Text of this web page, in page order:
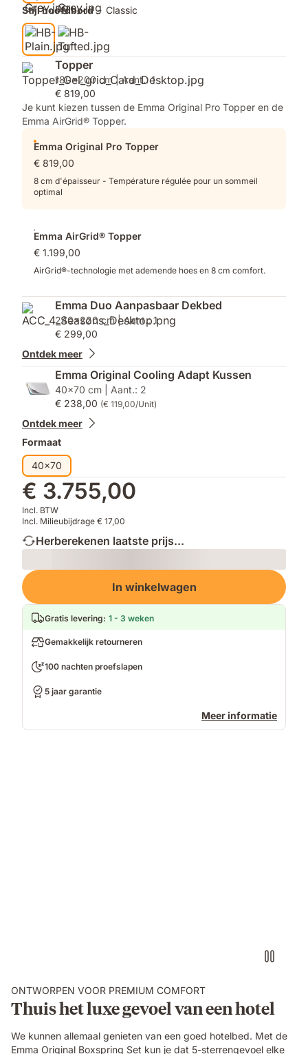
Stijl hoofdbord - Classic
Topper
180x200 cm | Aant.: 1
€ 819,00
Je kunt kiezen tussen de Emma Original Pro Topper en de
Emma AirGrid® Topper.
Emma Original Pro Topper
€ 819,00
8 cm d'épaisseur - Température régulée pour un sommeil
optimal
Emma AirGrid® Topper
€ 1.199,00
AirGrid®-technologie met ademende hoes en 8 cm comfort.
Emma Duo Aanpasbaar Dekbed
240x220 cm | Aant.: 1
€ 299,00
Ontdek meer
Emma Original Cooling Adapt Kussen
40x70 cm | Aant.: 2
€ 238,00 (€ 119,00/Unit)
Ontdek meer
Formaat
40x70
€ 3.755,00
Incl. BTW
Incl. Milieubijdrage € 17,00
Herberekenen laatste prijs...
Loading
In winkelwagen
Gratis levering: 1 - 3 weken
Gemakkelijk retourneren
100 nachten proefslapen
5 jaar garantie
Meer informatie
ONTWORPEN VOOR PREMIUM COMFORT
Thuis het luxe gevoel van een hotel
We kunnen allemaal genieten van een goed hotelbed. Met de
Emma Original Boxspring Set kun je dat 5-sterrengevoel elke